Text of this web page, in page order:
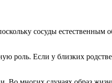
сосуды
роль. Если у близких